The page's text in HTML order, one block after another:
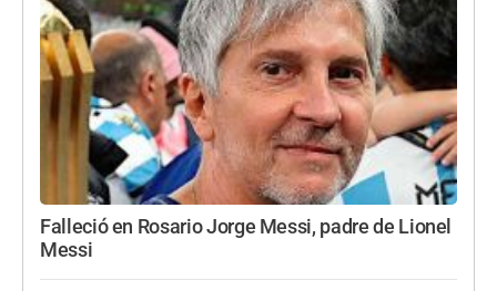
Falleció en Rosario Jorge Messi, padre de Lionel
Messi